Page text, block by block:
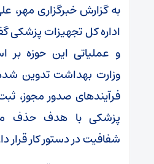
به گزارش خبرگزاری مهر،
اداره کل تجهیزات پزشکی
و عملیاتی این حوزه بر
وزارت بهداشت تدوین
فرآیندهای صدور مجوز،
پزشکی با هدف حذف
شفافیت در دستور کار قرار